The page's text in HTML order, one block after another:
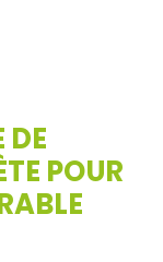
DE
POUR